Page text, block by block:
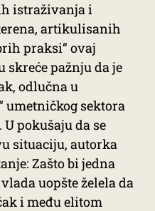
istraživanja i
artikulisanih
praksi“ ovaj
skreće pažnju da je
odlučna u
umetničkog sektora
pokušaju da se
situaciju, autorka
Zašto bi jedna
uopšte želela da
i među elitom